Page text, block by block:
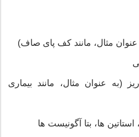
عنوان مثال، مانند کف پای صاف)
(به عنوان مثال، مانند بیماری
استاتین ها، بتا آگونیست ها